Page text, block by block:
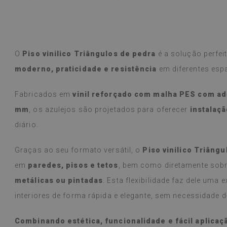
O Piso vinilico Triângulos de pedra é a solução
moderno, praticidade e resistência em diferentes
Fabricados emvinil reforçado com malha PES com
mm
, os azulejos são projetados para oferecer
diário.
Graças ao seu formato versátil, o Piso vinilico
em paredes, pisos e tetos , bem como diretamente
metálicas ou pintadas . Esta flexibilidade faz dele uma
interiores de forma rápida e elegante, sem necessidade
Combinando estética, funcionalidade e fácil